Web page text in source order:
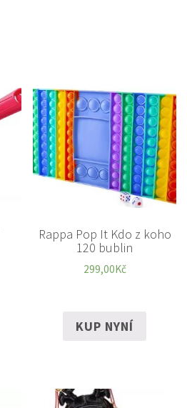
Rappa Pop It Kdo z koho
120 bublin
299,00Kč
KUP NYNÍ